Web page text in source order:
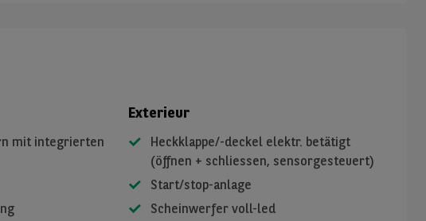
mit integrierten
Exterieur
Heckklappe/-deckel elektr. betätigt
(öffnen + schliessen, sensorgesteuert)
Start/stop-anlage
Scheinwerfer voll-led